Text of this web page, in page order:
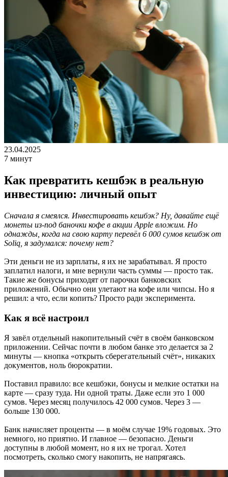
23.04.2025
7 минут
Как превратить кешбэк в реальную
инвестицию: личный опыт
Сначала я смеялся. Инвестировать кешбэк? Ну, давайте ещё
монеты из-под баночки кофе в акции Apple вложим. Но
однажды, когда на свою карту перевёл 6 000 сумов кешбэк от
Soliq, я задумался: почему нет?
Эти деньги не из зарплаты, я их не зарабатывал. Я просто
заплатил налоги, и мне вернули часть суммы — просто так.
Такие же бонусы приходят от парочки банковских
приложений. Обычно они улетают на кофе или чипсы. Но я
решил: а что, если копить? Просто ради эксперимента.
Как я всё настроил
Я завёл отдельный накопительный счёт в своём банковском
приложении. Сейчас почти в любом банке это делается за 2
минуты — кнопка «открыть сберегательный счёт», никаких
документов, ноль бюрократии.
Поставил правило: все кешбэки, бонусы и мелкие остатки на
карте — сразу туда. Ни одной траты. Даже если это 1 000
сумов. Через месяц получилось 42 000 сумов. Через 3 —
больше 130 000.
Банк начисляет проценты — в моём случае 19% годовых. Это
немного, но приятно. И главное — безопасно. Деньги
доступны в любой момент, но я их не трогал. Хотел
посмотреть, сколько смогу накопить, не напрягаясь.